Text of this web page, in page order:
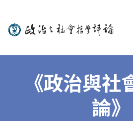
政治與社會哲學評
《政治與社
論》